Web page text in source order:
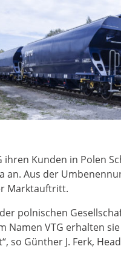
ihren Kunden in Polen
an. Aus der
Marktauftritt.
polnischen
Namen VTG erhalten
so Günther J. Ferk,